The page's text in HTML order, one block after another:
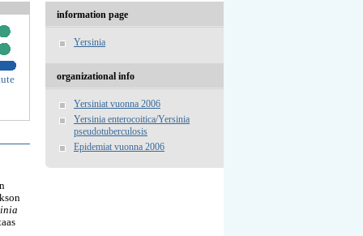
information page
Yersinia
organizational info
Yersiniat vuonna 2006
Yersinia enterocoitica/Yersinia
pseudotuberculosis
Epidemiat vuonna 2006